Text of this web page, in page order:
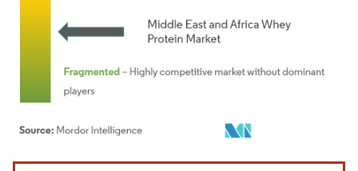
Imagen © Mordor Intelligence. El uso requiere atribución según CC BY 4.0.